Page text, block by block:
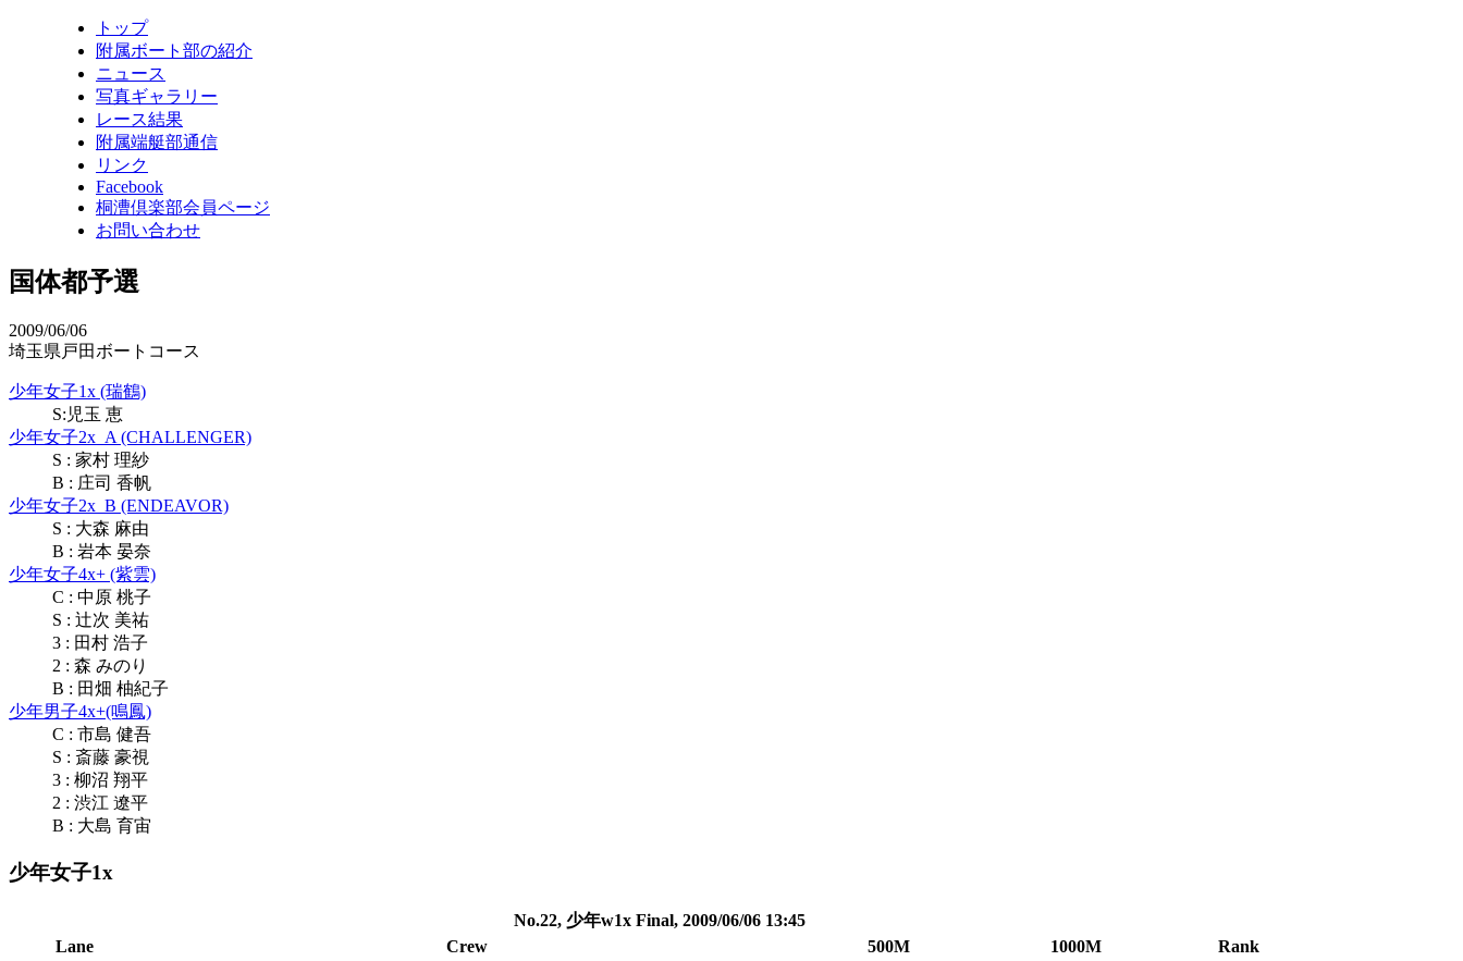
トップ
附属ボート部の紹介
ニュース
写真ギャラリー
レース結果
附属端艇部通信
リンク
Facebook
桐漕倶楽部会員ページ
お問い合わせ
国体都予選
2009/06/06
埼玉県戸田ボートコース
少年女子1x (瑞鶴)
S:児玉 恵
少年女子2x_A (CHALLENGER)
S : 家村 理紗
B : 庄司 香帆
少年女子2x_B (ENDEAVOR)
S : 大森 麻由
B : 岩本 晏奈
少年女子4x+ (紫雲)
C : 中原 桃子
S : 辻次 美祐
3 : 田村 浩子
2 : 森 みのり
B : 田畑 柚紀子
少年男子4x+(鳴鳳)
C : 市島 健吾
S : 斎藤 豪視
3 : 柳沼 翔平
2 : 渋江 遼平
B : 大島 育宙
少年女子1x
No.22, 少年w1x Final, 2009/06/06 13:45
Lane
Crew 500M 1000M
Rank